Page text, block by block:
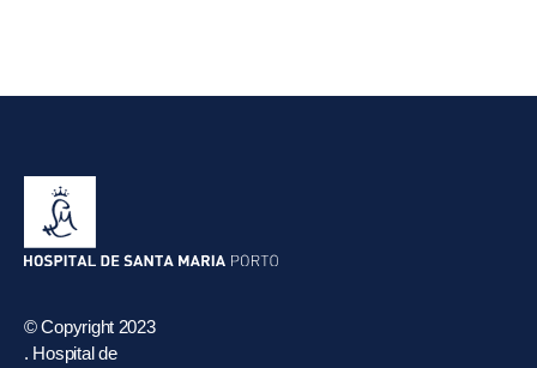
© Copyright 2023
. Hospital de